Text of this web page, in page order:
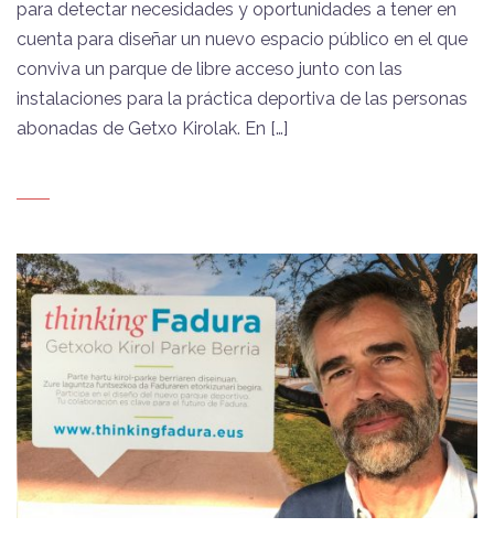
para detectar necesidades y oportunidades a tener en
cuenta para diseñar un nuevo espacio público en el que
conviva un parque de libre acceso junto con las
instalaciones para la práctica deportiva de las personas
abonadas de Getxo Kirolak. En […]